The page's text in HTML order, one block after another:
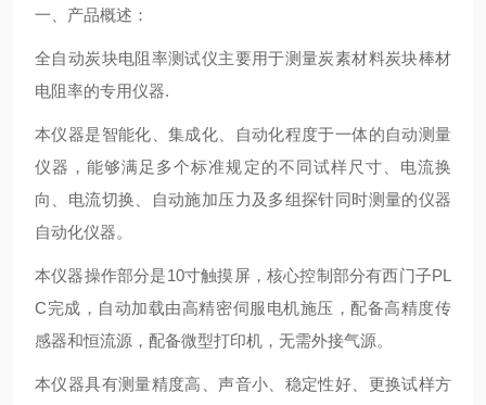
一、产品概述：
全自动炭块电阻率测试仪主要用于测量炭素材料炭块棒材
电阻率的专用仪器.
本仪器是智能化、集成化、自动化程度于一体的自动测量
仪器，能够满足多个标准规定的不同试样尺寸、电流换
向、电流切换、自动施加压力及多组探针同时测量的仪器
自动化仪器。
本仪器操作部分是10寸触摸屏，核心控制部分有西门子PL
C完成，自动加载由高精密伺服电机施压，配备高精度传
感器和恒流源，配备微型打印机，无需外接气源。
本仪器具有测量精度高、声音小、稳定性好、更换试样方